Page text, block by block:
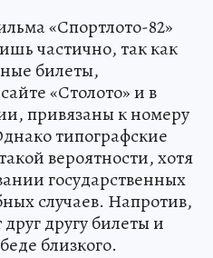
«Спортлото-82»
частично, так как
билеты,
«Столото» и в
привязаны к номеру
типографские
вероятности, хотя
государственных
случаев. Напротив,
другу билеты и
близкого.